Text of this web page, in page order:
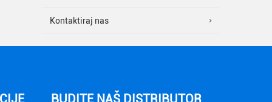
Kontaktiraj nas
BUDITE NAŠ DISTRIBUTOR